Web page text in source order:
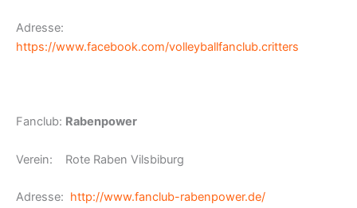
Adresse:
https://www.facebook.com/volleyballfanclub.critters
Fanclub: Rabenpower
Verein: Rote Raben Vilsbiburg
Adresse: http://www.fanclub-rabenpower.de/